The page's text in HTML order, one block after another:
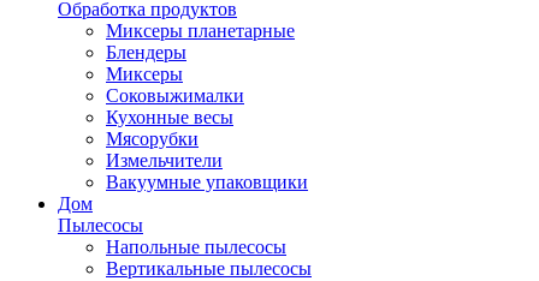
Обработка продуктов
Миксеры планетарные
Блендеры
Миксеры
Соковыжималки
Кухонные весы
Мясорубки
Измельчители
Вакуумные упаковщики
Дом
Пылесосы
Напольные пылесосы
Вертикальные пылесосы